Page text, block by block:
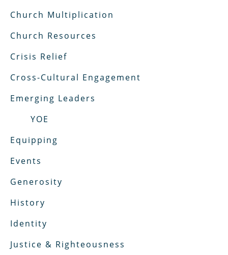
Church Multiplication
Church Resources
Crisis Relief
Cross-Cultural Engagement
Emerging Leaders
YOE
Equipping
Events
Generosity
History
Identity
Justice & Righteousness